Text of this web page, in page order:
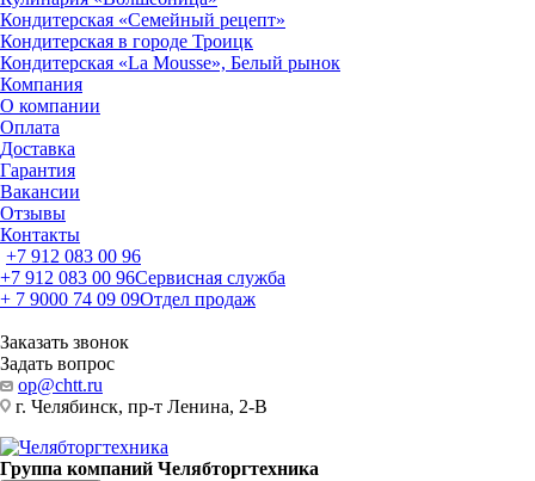
Кондитерская «Семейный рецепт»
Кондитерская в городе Троицк
Кондитерская «La Mousse», Белый рынок
Компания
О компании
Оплата
Доставка
Гарантия
Вакансии
Отзывы
Контакты
+7 912 083 00 96
+7 912 083 00 96Сервисная служба
+ 7 9000 74 09 09Отдел продаж
Заказать звонок
Задать вопрос
op@chtt.ru
г. Челябинск, пр-т Ленина, 2-В
Группа компаний Челябторгтехника